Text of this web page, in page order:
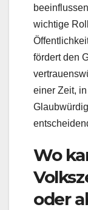
wichtige
fördert den
einer Zeit,
Wo
oder